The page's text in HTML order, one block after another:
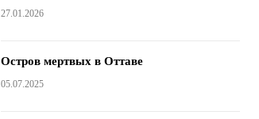
27.01.2026
Остров мертвых в Оттаве
05.07.2025